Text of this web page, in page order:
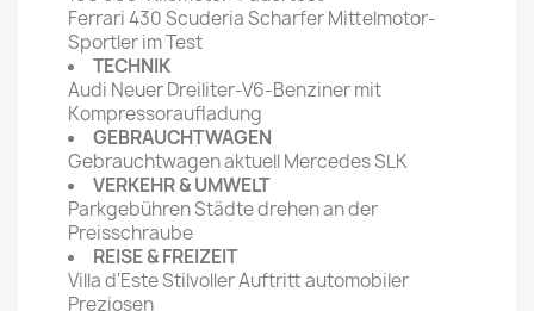
Ferrari 430 Scuderia Scharfer Mittelmotor-
Sportler im Test
TECHNIK
Audi Neuer Dreiliter-V6-Benziner mit
Kompressoraufladung
GEBRAUCHTWAGEN
Gebrauchtwagen aktuell Mercedes SLK
VERKEHR & UMWELT
Parkgebühren Städte drehen an der
Preisschraube
REISE & FREIZEIT
Villa d'Este Stilvoller Auftritt automobiler
Preziosen